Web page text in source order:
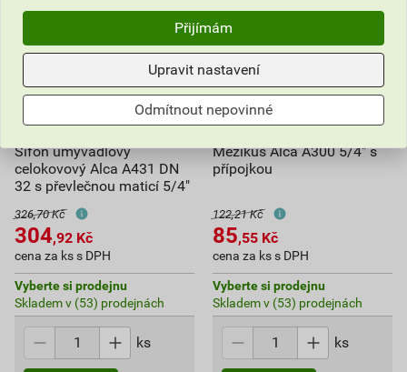
Sifon umyvadlový
celokovový Alca A431 DN
32 s převlečnou maticí 5/4"
326,70 Kč
304,92 Kč
cena za ks s DPH
Vyberte si prodejnu
Skladem v (53) prodejnách
ks
Mezikus Alca A300 5/4" s
přípojkou
122,21 Kč
85,55 Kč
cena za ks s DPH
Vyberte si prodejnu
Skladem v (53) prodejnách
ks
Přijímám
Upravit nastavení
Odmítnout nepovinné